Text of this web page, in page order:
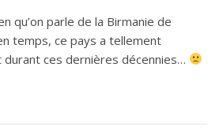
qu’on parle de la Birmanie de
temps, ce pays a tellement
ces dernières décennies…